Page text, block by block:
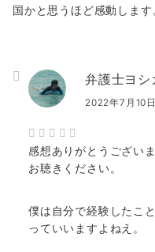
国かと思うほど感動します
弁護士ヨシ
2022年7月10
感想ありがとうござい
お聴きください。
僕は自分で経験したこ
っていいますよねえ。